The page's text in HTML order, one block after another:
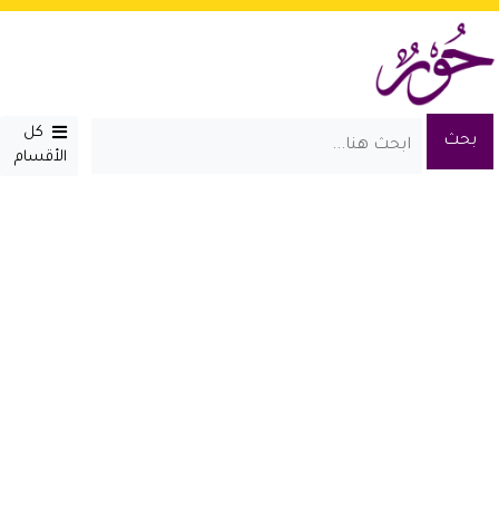
كل
الأقسام